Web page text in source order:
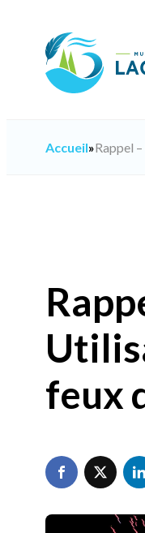
Accueil»Rappel
feux